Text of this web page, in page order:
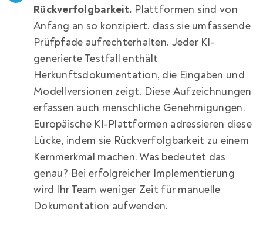
Rückverfolgbarkeit. Plattformen sind von
Anfang an so konzipiert, dass sie umfassende
Prüfpfade aufrechterhalten. Jeder KI-
generierte Testfall enthält
Herkunftsdokumentation, die Eingaben und
Modellversionen zeigt. Diese Aufzeichnungen
erfassen auch menschliche Genehmigungen.
Europäische KI-Plattformen adressieren diese
Lücke, indem sie Rückverfolgbarkeit zu einem
Kernmerkmal machen. Was bedeutet das
genau? Bei erfolgreicher Implementierung
wird Ihr Team weniger Zeit für manuelle
Dokumentation aufwenden.